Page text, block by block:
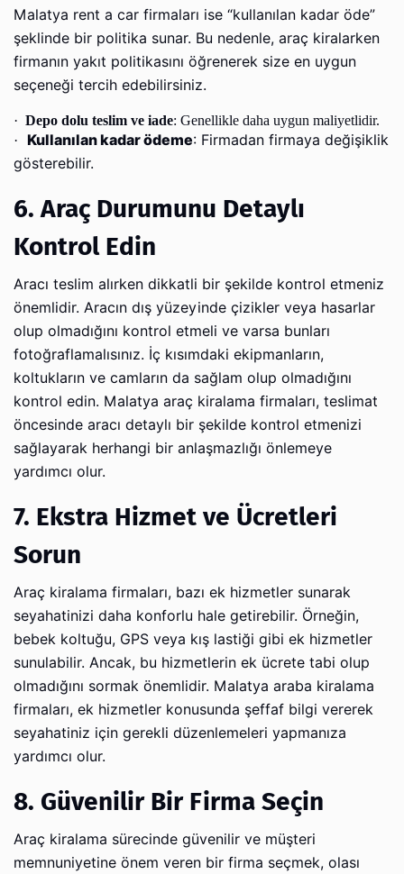
Malatya rent a car firmaları ise “kullanılan kadar öde”
şeklinde bir politika sunar. Bu nedenle, araç kiralarken
firmanın yakıt politikasını öğrenerek size en uygun
seçeneği tercih edebilirsiniz.
· Depo dolu teslim ve iade: Genellikle daha uygun maliyetlidir.
·
Kullanılan kadar ödeme: Firmadan firmaya değişiklik
gösterebilir.
6. Araç Durumunu Detaylı
Kontrol Edin
Aracı teslim alırken dikkatli bir şekilde kontrol etmeniz
önemlidir. Aracın dış yüzeyinde çizikler veya hasarlar
olup olmadığını kontrol etmeli ve varsa bunları
fotoğraflamalısınız. İç kısımdaki ekipmanların,
koltukların ve camların da sağlam olup olmadığını
kontrol edin. Malatya araç kiralama firmaları, teslimat
öncesinde aracı detaylı bir şekilde kontrol etmenizi
sağlayarak herhangi bir anlaşmazlığı önlemeye
yardımcı olur.
7. Ekstra Hizmet ve Ücretleri
Sorun
Araç kiralama firmaları, bazı ek hizmetler sunarak
seyahatinizi daha konforlu hale getirebilir. Örneğin,
bebek koltuğu, GPS veya kış lastiği gibi ek hizmetler
sunulabilir. Ancak, bu hizmetlerin ek ücrete tabi olup
olmadığını sormak önemlidir. Malatya araba kiralama
firmaları, ek hizmetler konusunda şeffaf bilgi vererek
seyahatiniz için gerekli düzenlemeleri yapmanıza
yardımcı olur.
8. Güvenilir Bir Firma Seçin
Araç kiralama sürecinde güvenilir ve müşteri
memnuniyetine önem veren bir firma seçmek, olası